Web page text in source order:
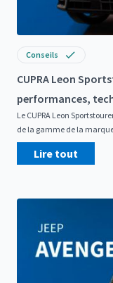
Conseils
CUPRA Leon
performances,
Le CUPRA Leon
de la gamme de la
Lire tout